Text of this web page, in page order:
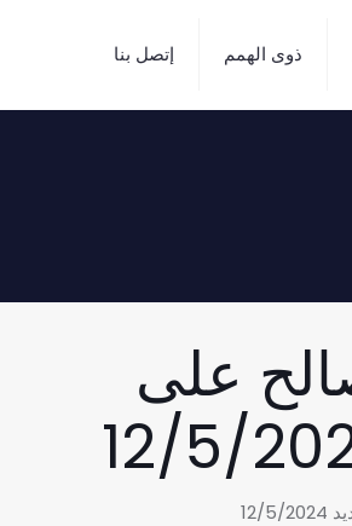
ذوى الهمم إتصل بنا
على